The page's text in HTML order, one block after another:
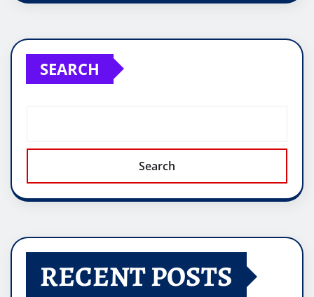
SEARCH
Search
RECENT POSTS